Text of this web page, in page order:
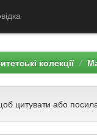
колекції
цитувати або